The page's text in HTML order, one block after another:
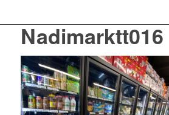
Nadimarktt016